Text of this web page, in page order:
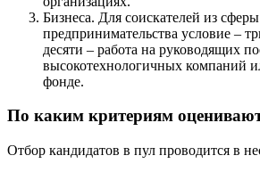
Бизнеса. Для соискателей из сферы
предпринимательства условие –
десяти – работа на руководящих
высокотехнологичных компаний
фонде.
По каким критериям оценивают
Отбор кандидатов в пул проводится в